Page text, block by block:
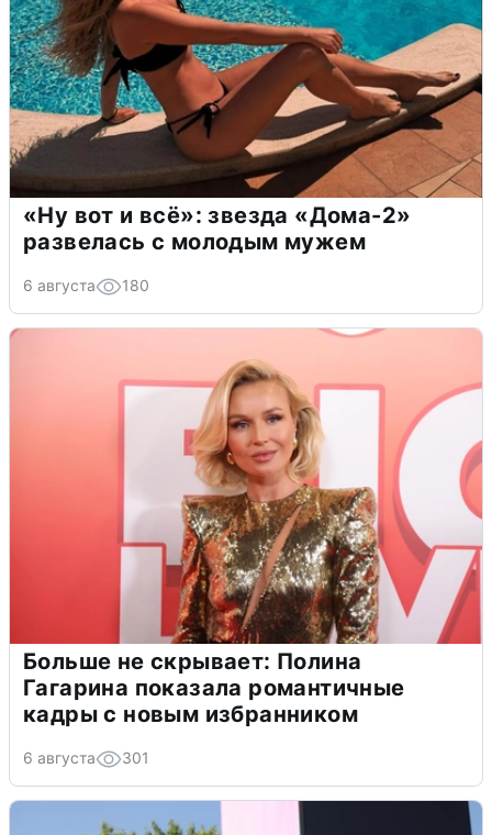
«Ну вот и всё»: звезда «Дома-2»
развелась с молодым мужем
6 августа 180
Больше не скрывает: Полина
Гагарина показала романтичные
кадры с новым избранником
6 августа 301